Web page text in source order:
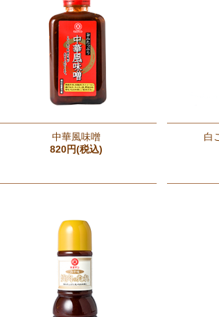
中華風味噌
820円(税込)
白